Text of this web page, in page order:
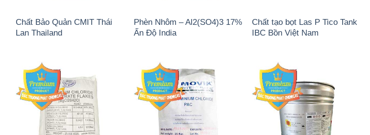
Chất Bảo Quản CMIT Thái
Lan Thailand
Phèn Nhôm – Al2(SO4)3 17%
Ấn Độ India
Chất tạo bọt Las P Tico Tank
IBC Bồn Việt Nam